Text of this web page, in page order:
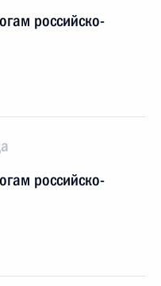
российско-
российско-